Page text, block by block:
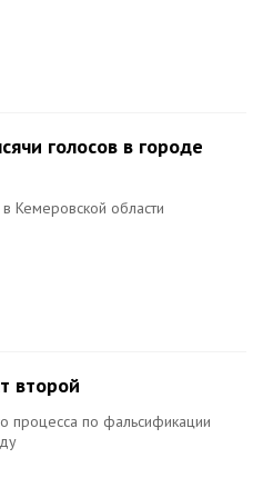
голосов в городе
Кемеровской области
второй
процесса по фальсификации